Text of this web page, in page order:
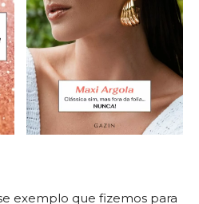
exemplo que fizemos para